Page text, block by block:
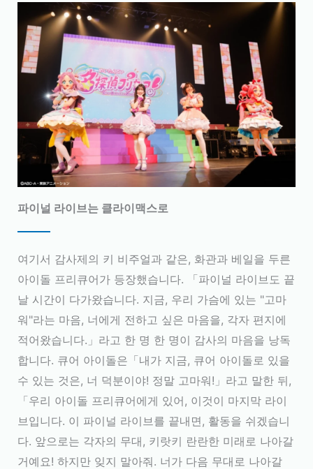
파이널 라이브는 클라이맥스로
여기서 감사제의 키 비주얼과 같은, 화관과 베일을 두른
아이돌 프리큐어가 등장했습니다. 「파이널 라이브도 끝
날 시간이 다가왔습니다. 지금, 우리 가슴에 있는 "고마
워"라는 마음, 너에게 전하고 싶은 마음을, 각자 편지에
적어왔습니다.」라고 한 명 한 명이 감사의 마음을 낭독
합니다. 큐어 아이돌은「내가 지금, 큐어 아이돌로 있을
수 있는 것은, 너 덕분이야! 정말 고마워!」라고 말한 뒤,
「우리 아이돌 프리큐어에게 있어, 이것이 마지막 라이
브입니다. 이 파이널 라이브를 끝내면, 활동을 쉬겠습니
다. 앞으로는 각자의 무대, 키랏키 란란한 미래로 나아갈
거예요! 하지만 잊지 말아줘. 너가 다음 무대로 나아갈